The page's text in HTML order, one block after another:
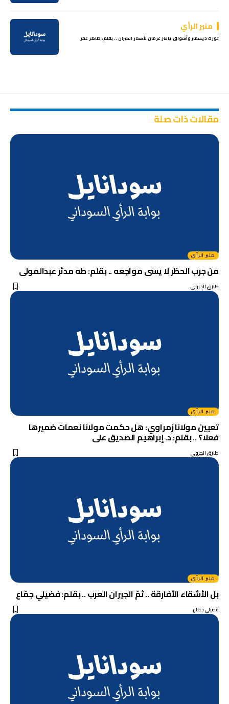
منبر الرأي
ثورة ديسمبر وأشواق ياسر عرمان لأفكار الكيزان .. بقلم: طاهر عمر
مقالات ذات صلة
منبر الرأي
من جرب الحظر لا يسى مواجعه .. بقلم: طه مدثر عبدالمولى
طارق الجزولي
منبر الرأي
تعيين مولانا زمراوي: هل حكمت مولانا نعمات ضميرها
فعلا؟ .. بقلم: د. إبراهيم الصديق على
طارق الجزولي
منبر الرأي
بل الأشقاء الأفارقة .. ثمّ الجيران العرب .. بقلم: فضيلي جمّاع
فضيلي جماع